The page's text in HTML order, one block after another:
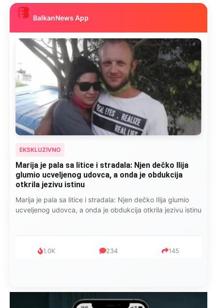
BalkanNews App
EKSKLUZIVNO
Marija je pala sa litice i stradala: Njen dečko Ilija
glumio ucveljenog udovca, a onda je obdukcija
otkrila jezivu istinu
Marija je pala sa litice i stradala: Njen dečko Ilija glumio
ucveljenog udovca, a onda je obdukcija otkrila jezivu istinu
1.0K 234 145